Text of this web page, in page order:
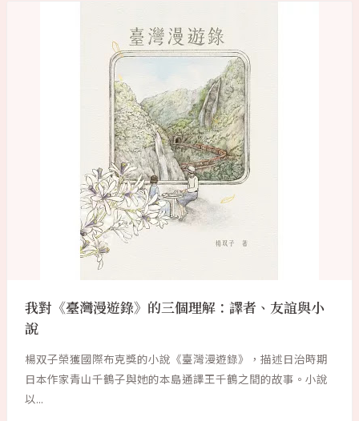
我對《臺灣漫遊錄》的三個理解：譯者、友誼與小
說
楊双子榮獲國際布克獎的小說《臺灣漫遊錄》，描述日治時期
日本作家青山千鶴子與她的本島通譯王千鶴之間的故事。小說
以...